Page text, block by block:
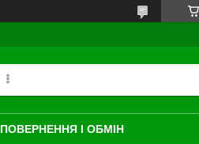
ПОВЕРНЕННЯ І ОБМІН